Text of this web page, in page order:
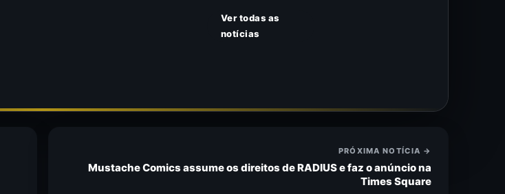
Ver todas as
notícias
PRÓXIMA NOTÍCIA →
Mustache Comics assume os direitos de RADIUS e faz o anúncio na
Times Square